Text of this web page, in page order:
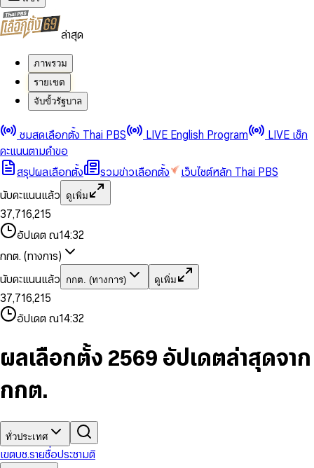
ล่าสุด
ภาพรวม
รายเขต
จับขั้วรัฐบาล
ชมสดเลือกตั้ง Thai PBS LIVE English Program
LIVE เช็ก
คะแนนตามคำขอ
สรุปผลเลือกตั้ง
รวมข่าวเลือกตั้ง
เว็บไซต์หลัก Thai PBS
นับคะแนนแล้ว
ดูเพิ่ม
0
1
2
3
4
5
6
8
9
0
1
2
3
4
5
6
7
8
9
,
0
1
2
4
6
7
8
9
0
1
2
3
4
5
6
7
8
9
0
1
3
5
6
7
8
9
,
1
2
4
5
7
8
9
0
1
3
4
6
7
8
9
0
2
3
4
5
7
8
อัปเดต ณ14:32
กกต. (ทางการ)
นับคะแนนแล้ว
กกต. (ทางการ) ดูเพิ่ม
0
1
2
3
4
5
7
8
0
1
2
4
5
6
7
8
9
,
0
1
2
4
6
7
8
9
0
1
2
3
5
6
8
9
0
1
3
5
6
7
8
,
1
2
4
6
7
9
0
1
3
5
6
8
9
0
2
3
4
5
7
9
อัปเดต ณ14:32
ผลเลือกตั้ง 2569 อัปเดตล่าสุดจาก
กกต.
ทั่วประเทศ
เขตบช.รายชื่อประชามติ